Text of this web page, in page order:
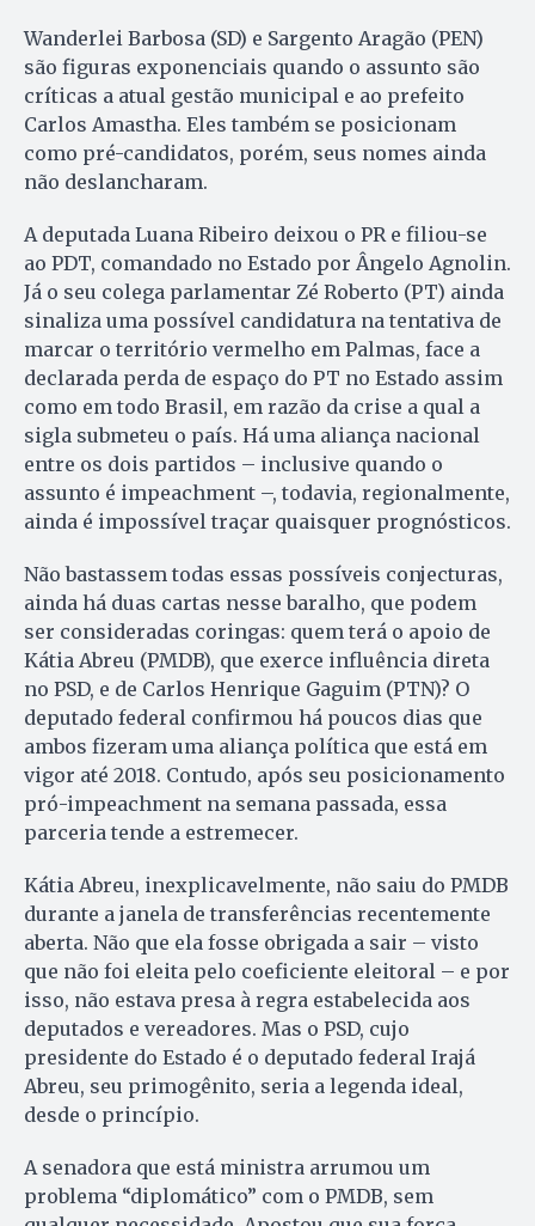
Wanderlei Barbosa (SD) e Sargento Aragão (PEN)
são figuras exponenciais quando o assunto são
críticas a atual gestão municipal e ao prefeito
Carlos Amastha. Eles também se posicionam
como pré-candidatos, porém, seus nomes ainda
não deslancharam.
A deputada Luana Ribeiro deixou o PR e filiou-se
ao PDT, comandado no Estado por Ângelo Agnolin.
Já o seu colega parlamentar Zé Roberto (PT) ainda
sinaliza uma possível candidatura na tentativa de
marcar o território vermelho em Palmas, face a
declarada perda de espaço do PT no Estado assim
como em todo Brasil, em razão da crise a qual a
sigla submeteu o país. Há uma aliança nacional
entre os dois partidos – inclusive quando o
assunto é impeachment –, todavia, regionalmente,
ainda é impossível traçar quaisquer prognósticos.
Não bastassem todas essas possíveis conjecturas,
ainda há duas cartas nesse baralho, que podem
ser consideradas coringas: quem terá o apoio de
Kátia Abreu (PMDB), que exerce influência direta
no PSD, e de Carlos Henrique Gaguim (PTN)? O
deputado federal confirmou há poucos dias que
ambos fizeram uma aliança política que está em
vigor até 2018. Contudo, após seu posicionamento
pró-impeachment na semana passada, essa
parceria tende a estremecer.
Kátia Abreu, inexplicavelmente, não saiu do PMDB
durante a janela de transferências recentemente
aberta. Não que ela fosse obrigada a sair – visto
que não foi eleita pelo coeficiente eleitoral – e por
isso, não estava presa à regra estabelecida aos
deputados e vereadores. Mas o PSD, cujo
presidente do Estado é o deputado federal Irajá
Abreu, seu primogênito, seria a legenda ideal,
desde o princípio.
A senadora que está ministra arrumou um
problema “diplomático” com o PMDB, sem